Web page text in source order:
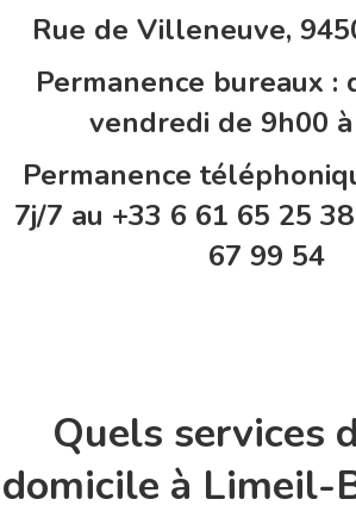
Rue de Villeneuve,
Permanence bureaux :
vendredi de 9h00
Permanence
7j/7 au +33 6 61 65 25
67 99 54
Quels services
domicile à Limeil-